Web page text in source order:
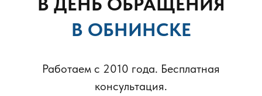
В ОБНИНСКЕ
Работаем с 2010 года. Бесплатная
консультация.